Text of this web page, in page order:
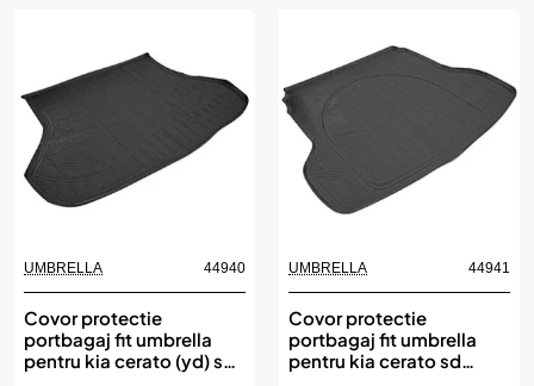
UMBRELLA 44940
Covor protectie
portbagaj fit umbrella
pentru kia cerato (yd) sd
UMBRELLA 44941
Covor protectie
portbagaj fit umbrella
pentru kia cerato sd